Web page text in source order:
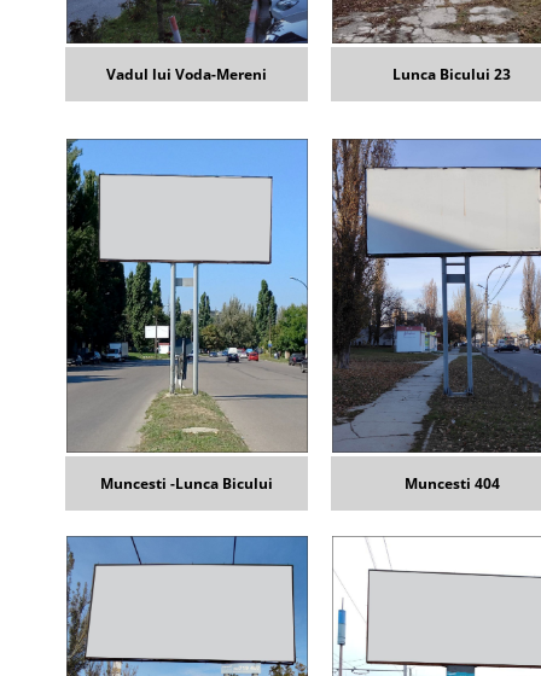
Vadul lui Voda-Mereni Lunca Bicului 23
Muncesti -Lunca Bicului Muncesti 404